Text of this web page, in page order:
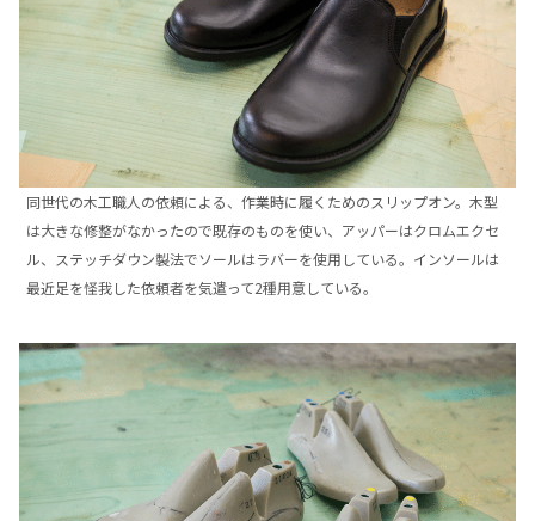
同世代の木工職人の依頼による、作業時に履くためのスリップオン。木型
は大きな修整がなかったので既存のものを使い、アッパーはクロムエクセ
ル、ステッチダウン製法でソールはラバーを使用している。インソールは
最近足を怪我した依頼者を気遣って2種用意している。